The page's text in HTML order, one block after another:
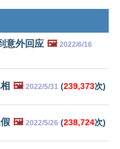
意外回应 🖼️ 2022/6/16
🖼️ 2022/5/31 (239,373次)
🖼️ 2022/5/26 (238,724次)